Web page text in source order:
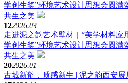
学创生奖”环境艺术设计思想会圆满
共生之美
122026.03
走进泥之韵艺术壁材｜“美学材料
学创生奖”环境艺术设计思想会圆满
共生之美
202026.01
古城新韵，质感新生 | 泥之韵西安